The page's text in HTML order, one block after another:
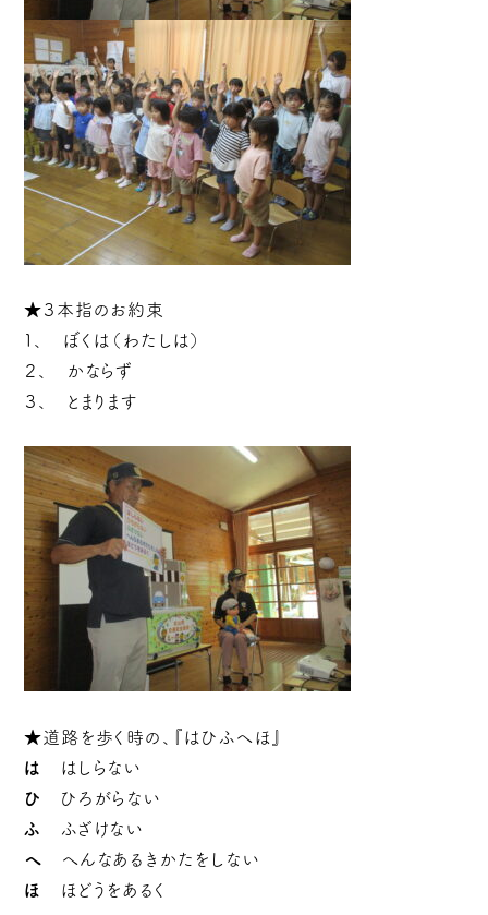
★３本指のお約束
１、 ぼくは（わたしは）
２、 かならず
３、 とまります
★道路を歩く時の、『はひふへほ』
は
はしらない
ひ
ひろがらない
ふ
ふざけない
へ
へんなあるきかたをしない
ほ
ほどうをあるく